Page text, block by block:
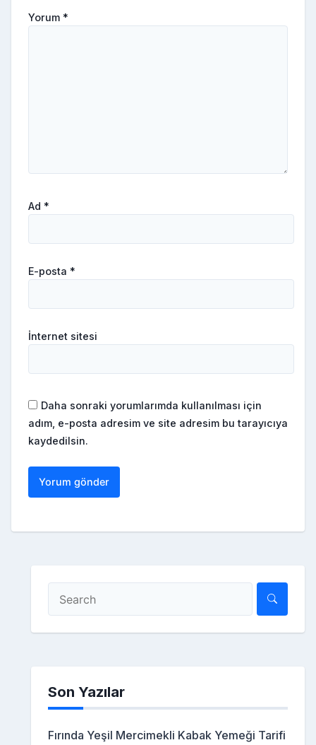
Yorum *
Ad *
E-posta *
İnternet sitesi
Daha sonraki yorumlarımda kullanılması için
adım, e-posta adresim ve site adresim bu tarayıcıya
kaydedilsin.
Son Yazılar
Fırında Yeşil Mercimekli Kabak Yemeği Tarifi